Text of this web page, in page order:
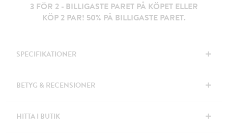
3 FÖR 2 - BILLIGASTE PARET PÅ KÖPET ELLER
KÖP 2 PAR! 50% PÅ BILLIGASTE PARET.
SPECIFIKATIONER +
BETYG & RECENSIONER +
HITTA I BUTIK +